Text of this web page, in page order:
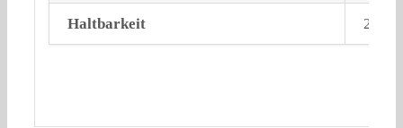
Haltbarkeit 2